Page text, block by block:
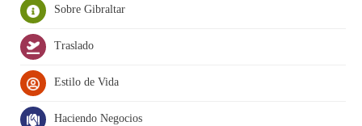
Sobre Gibraltar
Traslado
Estilo de Vida
Haciendo Negocios